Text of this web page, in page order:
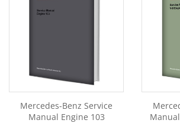
Mercedes-Benz Service
Manual Engine 103